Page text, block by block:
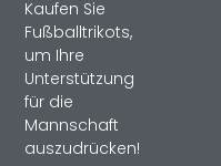
Kaufen Sie
Fußballtrikots,
um Ihre
Unterstützung
für die
Mannschaft
auszudrücken!